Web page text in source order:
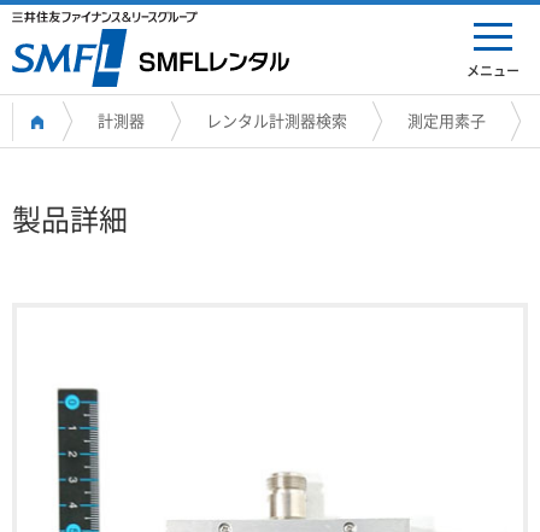
メニュー
計測器 レンタル計測器検索 測定用素子
製品詳細